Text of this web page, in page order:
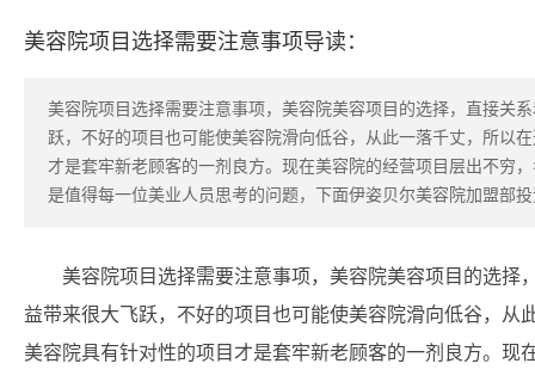
美容院项目选择需要注意事项导读：
美容院项目选择需要注意事项，美容院美容项目的选择，直接关
跃，不好的项目也可能使美容院滑向低谷，从此一落千丈，所以
才是套牢新老顾客的一剂良方。现在美容院的经营项目层出不穷
是值得每一位美业人员思考的问题，下面伊姿贝尔美容院加盟部
美容院项目选择需要注意事项，美容院美容项目的选
益带来很大飞跃，不好的项目也可能使美容院滑向低谷，
美容院具有针对性的项目才是套牢新老顾客的一剂良方。